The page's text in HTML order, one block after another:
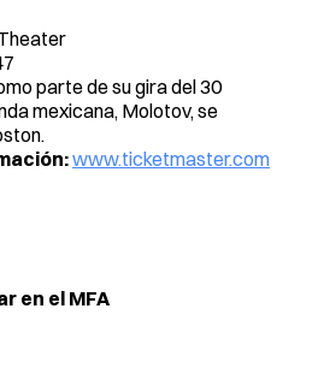
parte de su gira del 30
mexicana, Molotov, se
www.ticketmaster.com
en el MFA